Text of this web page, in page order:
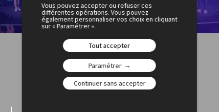
Vous pouvez accepter ou refuser ces
différentes opérations. Vous pouvez
également personnaliser vos choix en cliquant
sur « Paramétrer ».
Tout accepter
Paramétrer
Continuer sans accepter